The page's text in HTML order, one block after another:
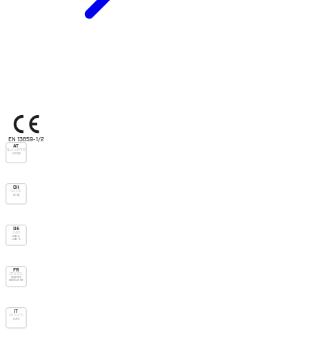
EN 13859-1/2
AT
Önorm B4119
UD Typ I
CH
SIA 232
UD (g)
DE
ZVDH
USB-A
UDB-A
FR
DTU 31.2
E1 Sd1 TR2
E600 J0 C3
IT
UNI 11470
A/R2